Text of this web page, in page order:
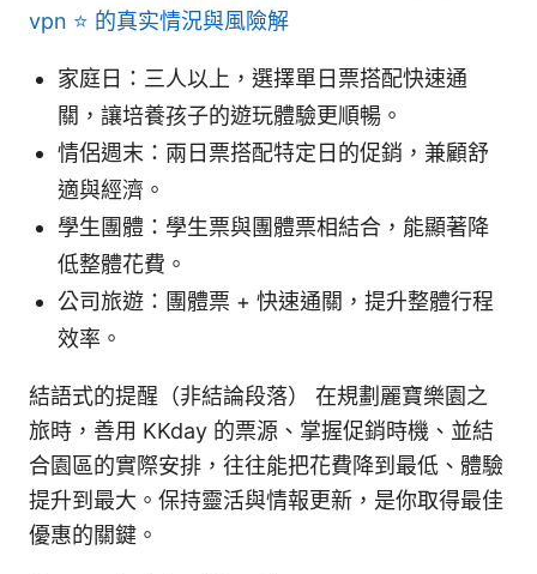
vpn ⭐ 的真实情況與風險解
家庭日：三人以上，選擇單日票搭配快速通
關，讓培養孩子的遊玩體驗更順暢。
情侶週末：兩日票搭配特定日的促銷，兼顧舒
適與經濟。
學生團體：學生票與團體票相結合，能顯著降
低整體花費。
公司旅遊：團體票 + 快速通關，提升整體行程
效率。
結語式的提醒（非結論段落） 在規劃麗寶樂園之
旅時，善用 KKday 的票源、掌握促銷時機、並結
合園區的實際安排，往往能把花費降到最低、體驗
提升到最大。保持靈活與情報更新，是你取得最佳
優惠的關鍵。